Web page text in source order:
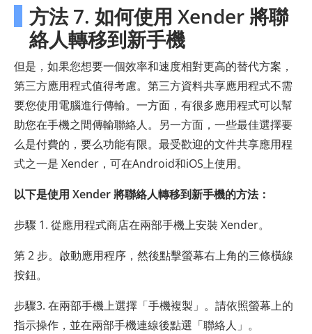
方法 7. 如何使用 Xender 將聯
絡人轉移到新手機
但是，如果您想要一個效率和速度相對更高的替代方案，
第三方應用程式值得考慮。第三方資料共享應用程式不需
要您使用電腦進行傳輸。一方面，有很多應用程式可以幫
助您在手機之間傳輸聯絡人。另一方面，一些最佳選擇要
么是付費的，要么功能有限。最受歡迎的文件共享應用程
式之一是 Xender，可在Android和iOS上使用。
以下是使用 Xender 將聯絡人轉移到新手機的方法：
步驟 1. 從應用程式商店在兩部手機上安裝 Xender。
第 2 步。啟動應用程序，然後點擊螢幕右上角的三條橫線
按鈕。
步驟3. 在兩部手機上選擇「手機複製」。請依照螢幕上的
指示操作，並在兩部手機連線後點選「聯絡人」。